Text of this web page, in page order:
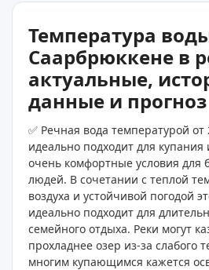
Температура
Саарбрюккене в
актуальные,
данные и прогноз
✅ Речная вода температурой от
идеально подходит для купания
очень комфортные условия для
людей. В сочетании с теплой
воздуха и устойчивой погодой
идеально подходит для
семейного отдыха. Реки могут
прохладнее озер из-за слабого
многим купающимся кажется